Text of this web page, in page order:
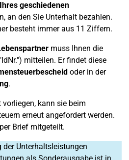
geschiedenen
an den Sie Unterhalt bezahlen.
besteht immer aus 11 Ziffern.
muss Ihnen die
mitteilen. Er findet diese
oder in der
.
kann sie beim
erneut angefordert werden.
Brief mitgeteilt.
der Unterhaltsleistungen